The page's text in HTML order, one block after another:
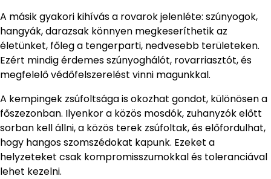
A másik gyakori kihívás a rovarok jelenléte: szúnyogok,
hangyák, darazsak könnyen megkeseríthetik az
életünket, főleg a tengerparti, nedvesebb területeken.
Ezért mindig érdemes szúnyoghálót, rovarriasztót, és
megfelelő védőfelszerelést vinni magunkkal.
A kempingek zsúfoltsága is okozhat gondot, különösen a
főszezonban. Ilyenkor a közös mosdók, zuhanyzók előtt
sorban kell állni, a közös terek zsúfoltak, és előfordulhat,
hogy hangos szomszédokat kapunk. Ezeket a
helyzeteket csak kompromisszumokkal és toleranciával
lehet kezelni.